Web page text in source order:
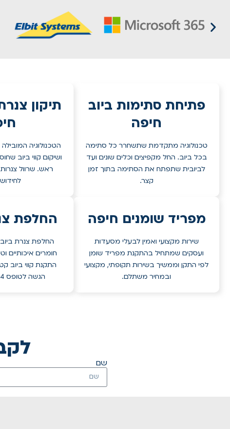
פתיחת סתימות ביוב
חיפה
טכנולוגיה מתקדמת שתשחרר כל סתימה
בכל ביוב. החל מקפיצים וכלים שונים ועד
לביובית שתפתח את הסתימה בתוך זמן
קצר.
תיקון
הטכנולוגיה
ושיקום קווי ביוב
ראש. שרוול
מפריד שומנים חיפה
שירות מקצועי ואמין לבעלי מסעדות
ועסקים שמתחיל בהתקנת מפריד שומן
לפי התקן וממשיך בשירות תקופתי, מקצועי
ובמחיר משתלם.
החלפת
החלפת צנרת
חומרים איכותיים
התקנת קווי ביוב
הגשה לטופס 4 במידת הצורך.
שם